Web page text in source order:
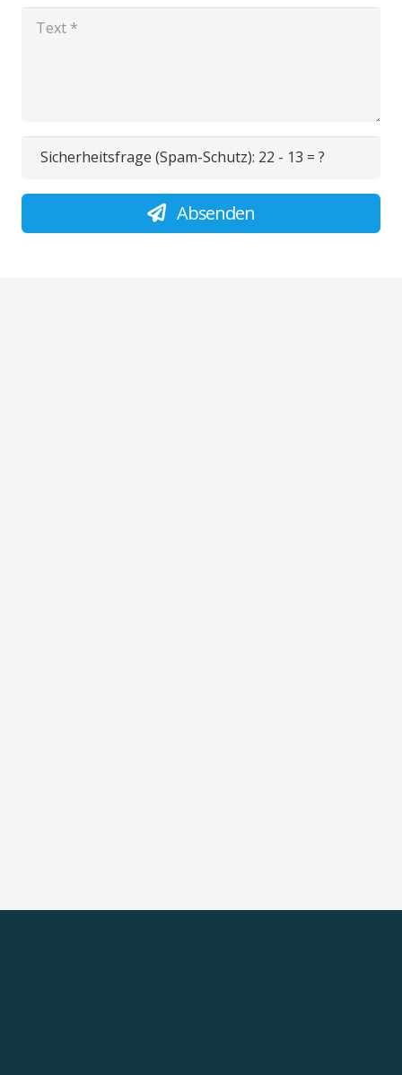
Sicherheitsfrage (Spam-Schutz): 22 - 13 = ?
Absenden